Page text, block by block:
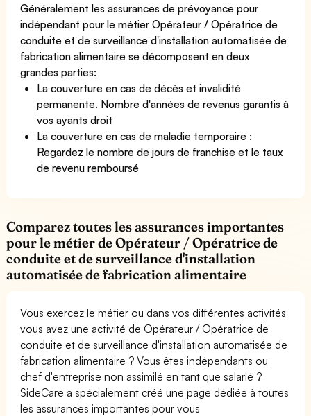
Généralement les assurances de prévoyance pour
indépendant pour le métier Opérateur / Opératrice de
conduite et de surveillance d'installation automatisée de
fabrication alimentaire se décomposent en deux
grandes parties:
La couverture en cas de décès et invalidité
permanente. Nombre d'années de revenus garantis à
vos ayants droit
La couverture en cas de maladie temporaire :
Regardez le nombre de jours de franchise et le taux
de revenu remboursé
Comparez toutes les assurances importantes
pour le métier de Opérateur / Opératrice de
conduite et de surveillance d'installation
automatisée de fabrication alimentaire
Vous exercez le métier ou dans vos différentes activités
vous avez une activité de Opérateur / Opératrice de
conduite et de surveillance d'installation automatisée de
fabrication alimentaire ? Vous êtes indépendants ou
chef d'entreprise non assimilé en tant que salarié ?
SideCare a spécialement créé une page dédiée à toutes
les assurances importantes pour vous